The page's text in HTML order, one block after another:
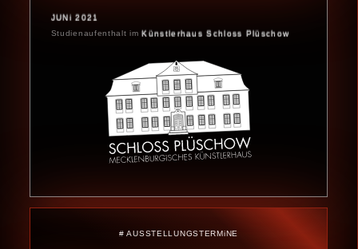
JUNi 2021
Studienaufenthalt imKünstlerhaus Schloss Plüschow
# AUSSTELLUNGSTERMiNE